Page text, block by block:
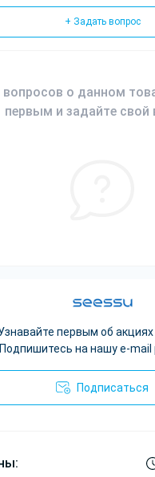
+ Задать вопрос
вопросов о данном
первым и задайте свой
первым об акциях
Подпишитесь на нашу e-mail
Подписаться